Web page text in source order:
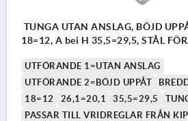
TUNGA UTAN ANSLAG, BÖJD
18=12, A bei H 35,5=29,5, STÅL
UTFÖRANDE 1=UTAN ANSLAG
UTFÖRANDE 2=BÖJD UPPÅT
18=12
26,1=20,1 35,5=29,5
PASSAR TILL VRIDREGLAR FRÅN